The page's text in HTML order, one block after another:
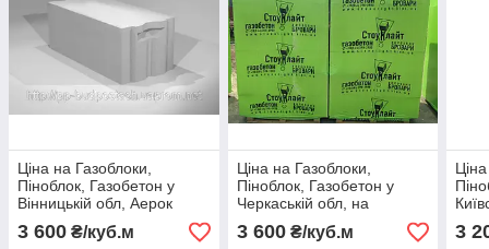
Ціна на Газоблоки,
Піноблок, Газобетон у
Вінницькій обл, Аерок
(Обухів Березань)
3 600 ₴/куб.м
Ціна на Газоблоки,
Піноблок, Газобетон у
Черкаській обл, на
Купянськ, Аерок Аерок
Обухів Березань
3 600₴/куб.м 3